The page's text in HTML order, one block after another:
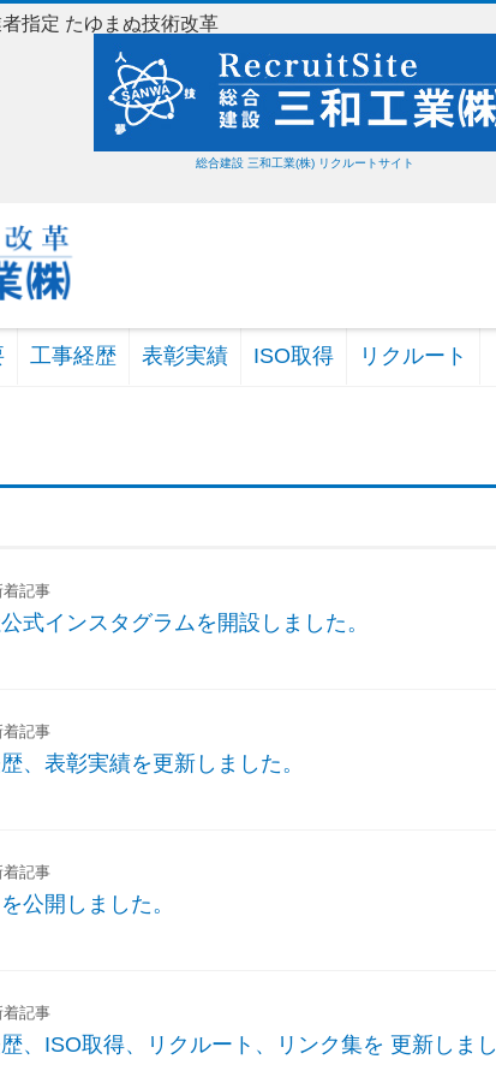
指定 たゆまぬ技術改革
総合建設 三和工業(株) リクルートサイト
工事経歴 表彰実績 ISO取得 リクルート
記事
式インスタグラムを開設しました。
記事
、表彰実績を更新しました。
記事
公開しました。
記事
、ISO取得、リクルート、リンク集を 更新しまし